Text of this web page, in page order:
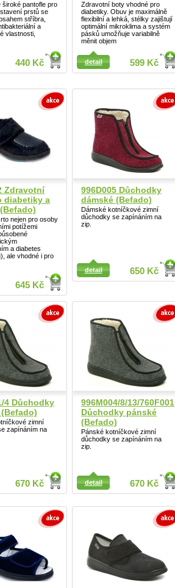
široké pantofle pro
prstů se
stříbra,
a
vlastnosti,
440 Kč
Zdravotní boty vhodné pro
diabetiky. Obuv je maximálně
flexibilní a lehká, stélky zajištují
optimální mikroklima a systém
pásků umožňuje variabilně
měnit objem
599 Kč
detail
Zdravotní
diabetiky a
nejen pro osoby
potížemi
a diabetes
ale vhodné i pro
645 Kč
996D005 Důchodky
dámské (Befado)
Dámské kotníčkové zimní
důchodky se zapínáním na
zip.
650 Kč
detail
4 Důchodky
zimní
zapínáním na
670 Kč
996M004/8/13/760F001
Důchodky pánské
(Befado)
Pánské kotníčkové zimní
důchodky se zapínáním na
zip.
670 Kč
detail